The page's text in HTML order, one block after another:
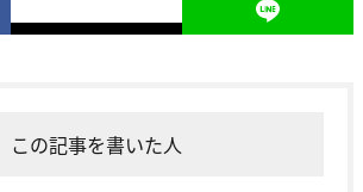
この記事を書いた人